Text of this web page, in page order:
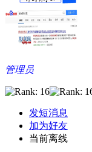
管理员
发短消息
加为好友
当前离线